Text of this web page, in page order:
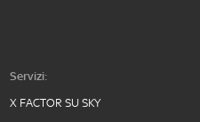
Servizi:
X FACTOR SU SKY